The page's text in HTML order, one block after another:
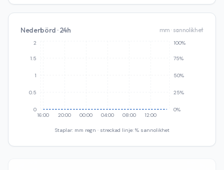
Nederbörd · 24h mm · sannolikhet
16:00 20:00 00:00 04:00 08:00 12:00
0
0.5
1
1.5
2
0%
25%
50%
75%
100%
Staplar: mm regn · streckad linje: % sannolikhet